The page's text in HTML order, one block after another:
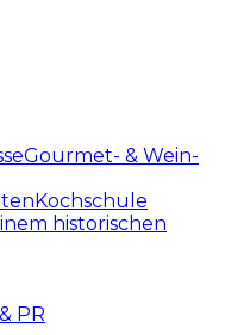
Gourmet- & Wein-
Kochschule
historischen
PR